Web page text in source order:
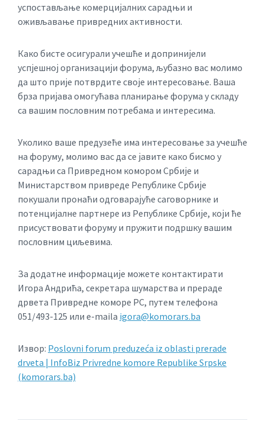
успостављање комерцијалних сарадњи и
оживљавање привредних активности.
Како бисте осигурали учешће и допринијели
успјешној организацији форума, љубазно вас молимо
да што прије потврдите своје интересовање. Ваша
брза пријава омогућава планирање форума у складу
са вашим пословним потребама и интересима.
Уколико ваше предузеће има интересовање за учешће
на форуму, молимо вас да се јавите како бисмо у
сарадњи са Привредном комором Србије и
Министарством привреде Републике Србије
покушали пронаћи одговарајуће саговорнике и
потенцијалне партнере из Републике Србије, који ће
присуствовати форуму и пружити подршку вашим
пословним циљевима.
За додатне информације можете контактирати
Игора Андрића, секретара шумарства и прераде
дрвета Привредне коморе РС, путем телефона
051/493-125 или e-maila igora@komorars.ba
Извор: Poslovni forum preduzeća iz oblasti prerade
drveta | InfoBiz Privredne komore Republike Srpske
(komorars.ba)